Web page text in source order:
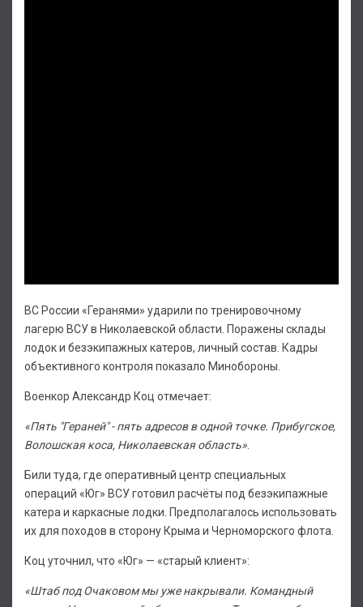
ВС России «Геранями» ударили по тренировочному
лагерю ВСУ в Николаевской области. Поражены склады
лодок и безэкипажных катеров, личный состав. Кадры
объективного контроля показало Минобороны.
Военкор Александр Коц отмечает:
«Пять "Гераней" - пять адресов в одной точке. Прибугское,
Волошская коса, Николаевская область».
Били туда, где оперативный центр специальных
операций «Юг» ВСУ готовил расчёты под безэкипажные
катера и каркасные лодки. Предполагалось использовать
их для походов в сторону Крыма и Черноморского флота.
Коц уточнил, что «Юг» — «старый клиент»:
«Штаб под Очаковом мы уже накрывали. Командный